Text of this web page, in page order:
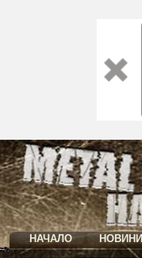
НАЧАЛО НОВИНИ